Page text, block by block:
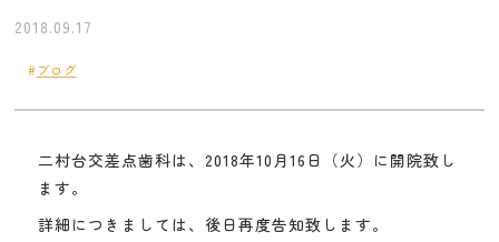
2018.09.17
ブログ
二村台交差点歯科は、2018年10月16日（火）に開院致し
ます。
詳細につきましては、後日再度告知致します。